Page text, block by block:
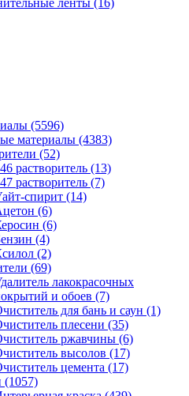
ленты (16)
(5596)
материалы (4383)
(52)
растворитель (13)
растворитель (7)
спирит (14)
(6)
(6)
(4)
(2)
(69)
лакокрасочных
и обоев (7)
для бань и саун (1)
плесени (35)
ржавчины (6)
высолов (17)
цемента (17)
(1057)